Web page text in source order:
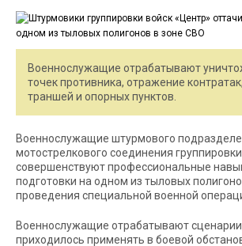
Военнослужащие отрабатывают
точек противника, отражение
траншей и опорных пунктов.
Военнослужащие штурмового
мотострелкового соединения
совершенствуют профессиональные
подготовки на одном из тыловых
проведения специальной военной
Военнослужащие отрабатывают
приходилось применять в боевой